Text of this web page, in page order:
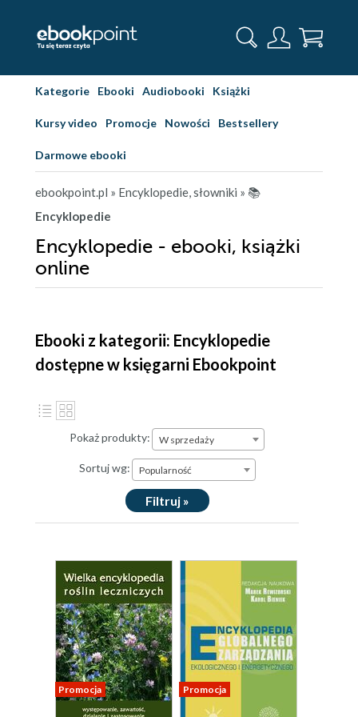
Kategorie Ebooki Audiobooki Książki
Kursy video Promocje Nowości Bestsellery
Darmowe ebooki
ebookpoint.pl » Encyklopedie, słowniki » 📚
Encyklopedie
Encyklopedie - ebooki, książki
online
Ebooki z kategorii: Encyklopedie
dostępne w księgarni Ebookpoint
Pokaż produkty: W sprzedaży
Sortuj wg: Popularność
Filtruj »
Promocja Promocja